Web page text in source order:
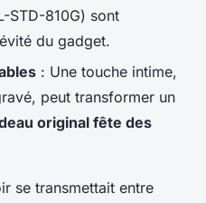
STD-810G) sont
du gadget.
: Une touche intime,
peut transformer un
original fête des
se transmettait entre